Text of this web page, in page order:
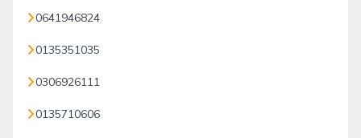
0641946824
0135351035
0306926111
0135710606